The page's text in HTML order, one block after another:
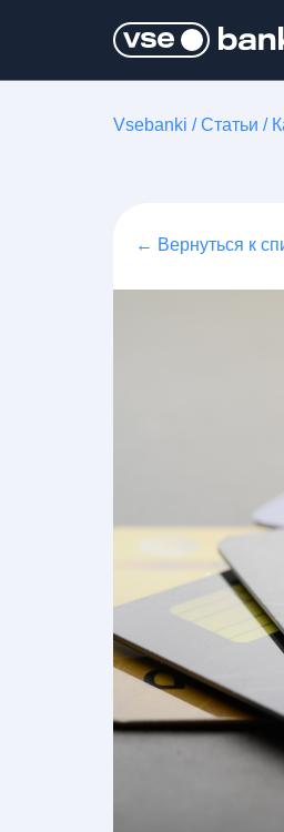
Vsebanki /Статьи /
← Вернуться к